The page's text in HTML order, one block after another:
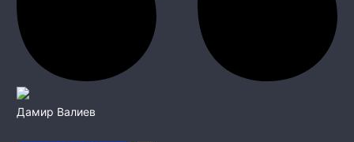
Дамир Валиев